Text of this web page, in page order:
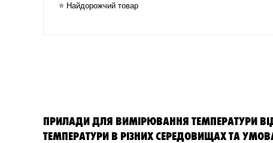
⭐ Найдорожчий товар
ПРИЛАДИ ДЛЯ ВИМІРЮВАННЯ ТЕМПЕРАТУРИ
ТЕМПЕРАТУРИ В РІЗНИХ СЕРЕДОВИЩАХ ТА